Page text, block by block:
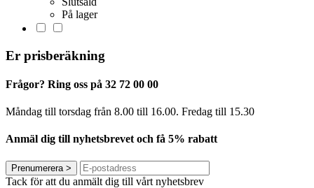
På lager
Er prisberäkning
Frågor? Ring oss på 32 72 00 00
Måndag till torsdag från 8.00 till 16.00. Fredag ​​till 15.30
Anmäl dig till nyhetsbrevet och få 5% rabatt
Prenumerera >
Tack för att du anmält dig till vårt nyhetsbrev